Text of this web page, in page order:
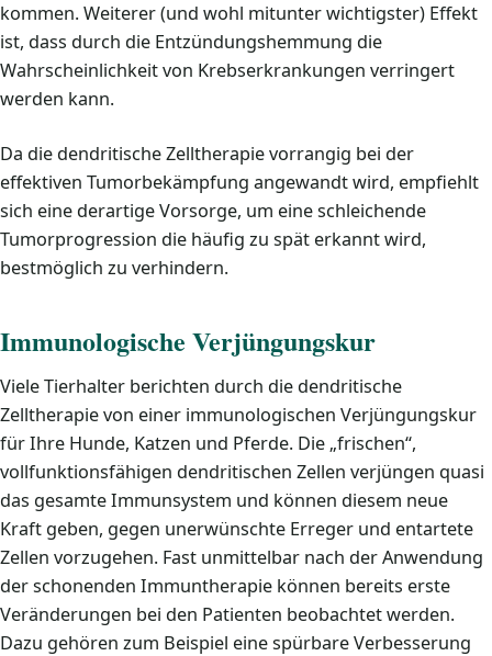
kommen. Weiterer (und wohl mitunter wichtigster) Effekt
ist, dass durch die Entzündungshemmung die
Wahrscheinlichkeit von Krebserkrankungen verringert
werden kann.
Da die dendritische Zelltherapie vorrangig bei der
effektiven Tumorbekämpfung angewandt wird, empfiehlt
sich eine derartige Vorsorge, um eine schleichende
Tumorprogression die häufig zu spät erkannt wird,
bestmöglich zu verhindern.
Immunologische Verjüngungskur
Viele Tierhalter berichten durch die dendritische
Zelltherapie von einer immunologischen Verjüngungskur
für Ihre Hunde, Katzen und Pferde. Die „frischen“,
vollfunktionsfähigen dendritischen Zellen verjüngen quasi
das gesamte Immunsystem und können diesem neue
Kraft geben, gegen unerwünschte Erreger und entartete
Zellen vorzugehen. Fast unmittelbar nach der Anwendung
der schonenden Immuntherapie können bereits erste
Veränderungen bei den Patienten beobachtet werden.
Dazu gehören zum Beispiel eine spürbare Verbesserung